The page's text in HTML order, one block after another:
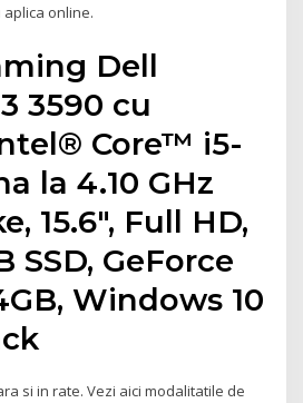
online.
Dell
3590 cu
Core™ i5-
la 4.10 GHz
15.6", Full HD,
SSD, GeForce
Windows 10
si in rate. Vezi aici modalitatile de